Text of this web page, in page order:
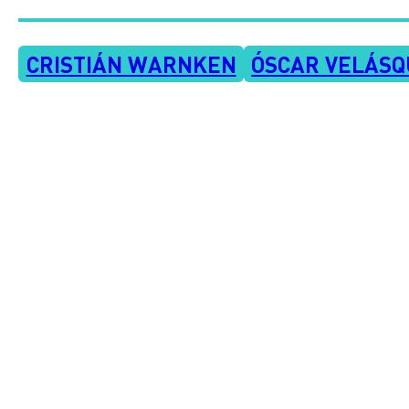
CRISTIÁN WARNKEN ÓSCAR